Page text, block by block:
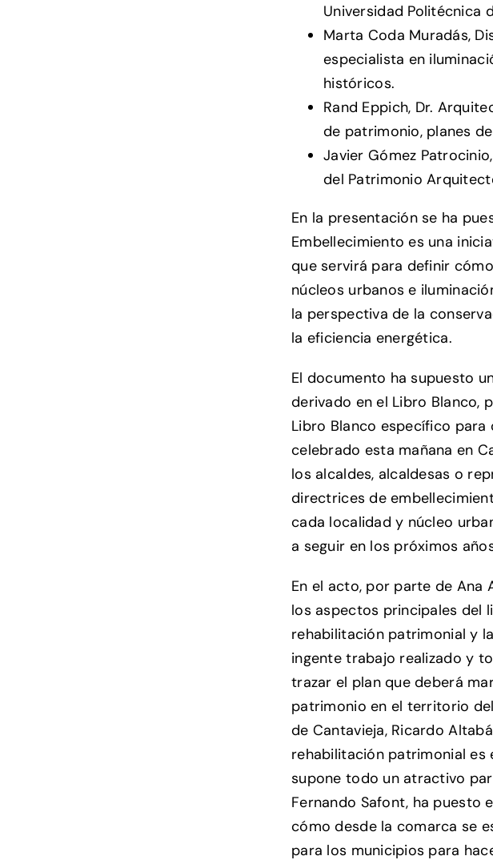
Universidad Politécnica
Marta Coda Muradás,
especialista en
históricos.
Rand Eppich, Dr.
de patrimonio, planes
Javier Gómez
del Patrimonio
En la presentación se ha
Embellecimiento es una
que servirá para definir
núcleos urbanos e
la perspectiva de la
la eficiencia energética.
El documento ha supuesto
derivado en el Libro Blanco,
Libro Blanco específico para
celebrado esta mañana en
los alcaldes, alcaldesas o
directrices de
cada localidad y núcleo
a seguir en los próximos
En el acto, por parte de Ana
los aspectos principales del
rehabilitación patrimonial y
ingente trabajo realizado y
trazar el plan que deberá
patrimonio en el territorio
de Cantavieja, Ricardo
rehabilitación patrimonial es
supone todo un atractivo
Fernando Safont, ha puesto
cómo desde la comarca se
para los municipios para